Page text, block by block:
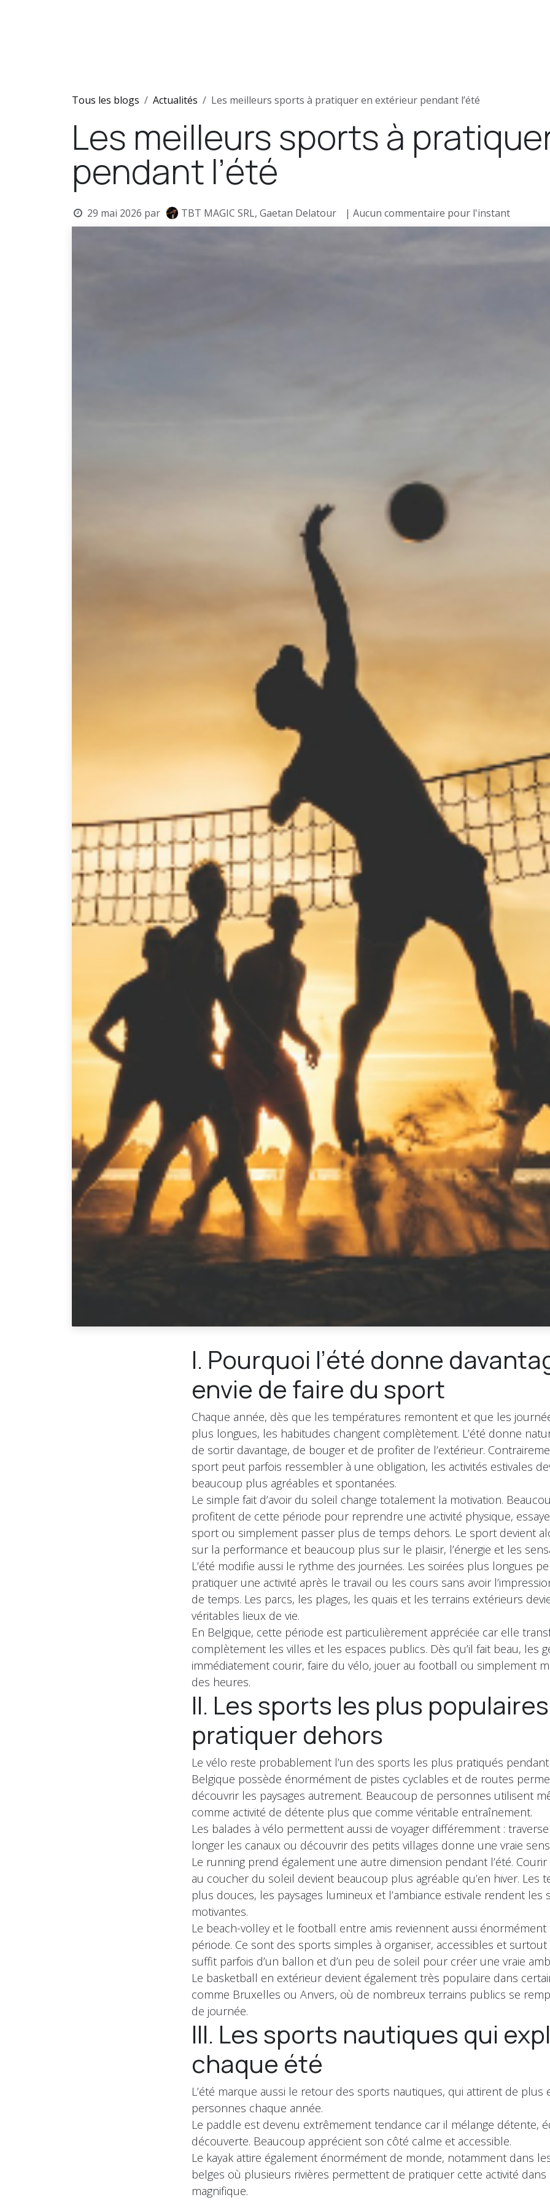
Tous les blogs Actualités Les meilleurs sports à pratiquer en extérieur pendant l’été
Les meilleurs sports à
pendant l’été
29 mai 2026 par TBT MAGIC SRL, Gaetan Delatour | Aucun commentaire pour l'instant
I. Pourquoi l’été donne
envie de faire du sport
Chaque année, dès que les températures remontent et que les
plus longues, les habitudes changent complètement. L’été donne
de sortir davantage, de bouger et de profiter de l’extérieur.
sport peut parfois ressembler à une obligation, les activités estivales
beaucoup plus agréables et spontanées.
Le simple fait d’avoir du soleil change totalement la motivation.
profitent de cette période pour reprendre une activité physique,
sport ou simplement passer plus de temps dehors. Le sport devient
sur la performance et beaucoup plus sur le plaisir, l’énergie et les
L’été modifie aussi le rythme des journées. Les soirées plus longues
pratiquer une activité après le travail ou les cours sans avoir
de temps. Les parcs, les plages, les quais et les terrains extérieurs
véritables lieux de vie.
En Belgique, cette période est particulièrement appréciée car elle
complètement les villes et les espaces publics. Dès qu’il fait beau, les
immédiatement courir, faire du vélo, jouer au football ou simplement
des heures.
II. Les sports les plus
pratiquer dehors
Le vélo reste probablement l’un des sports les plus pratiqués pendant
Belgique possède énormément de pistes cyclables et de routes
découvrir les paysages autrement. Beaucoup de personnes utilisent
comme activité de détente plus que comme véritable entraînement.
Les balades à vélo permettent aussi de voyager différemment :
longer les canaux ou découvrir des petits villages donne une vraie
Le running prend également une autre dimension pendant l’été.
au coucher du soleil devient beaucoup plus agréable qu’en hiver. Les
plus douces, les paysages lumineux et l’ambiance estivale rendent les
motivantes.
Le beach-volley et le football entre amis reviennent aussi
période. Ce sont des sports simples à organiser, accessibles et
suffit parfois d’un ballon et d’un peu de soleil pour créer une vraie
Le basketball en extérieur devient également très populaire dans
comme Bruxelles ou Anvers, où de nombreux terrains publics se
de journée.
III. Les sports nautiques qui
chaque été
L’été marque aussi le retour des sports nautiques, qui attirent de plus
personnes chaque année.
Le paddle est devenu extrêmement tendance car il mélange détente,
découverte. Beaucoup apprécient son côté calme et accessible.
Le kayak attire également énormément de monde, notamment dans
belges où plusieurs rivières permettent de pratiquer cette activité
magnifique.